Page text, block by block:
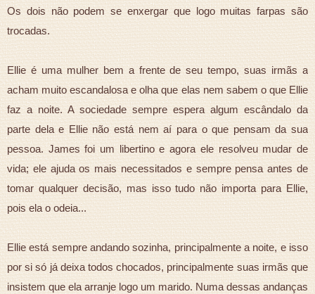
Os dois não podem se enxergar que logo muitas farpas são
trocadas.
Ellie é uma mulher bem a frente de seu tempo, suas irmãs a
acham muito escandalosa e olha que elas nem sabem o que Ellie
faz a noite. A sociedade sempre espera algum escândalo da
parte dela e Ellie não está nem aí para o que pensam da sua
pessoa. James foi um libertino e agora ele resolveu mudar de
vida; ele ajuda os mais necessitados e sempre pensa antes de
tomar qualquer decisão, mas isso tudo não importa para Ellie,
pois ela o odeia...
Ellie está sempre andando sozinha, principalmente a noite, e isso
por si só já deixa todos chocados, principalmente suas irmãs que
insistem que ela arranje logo um marido. Numa dessas andanças